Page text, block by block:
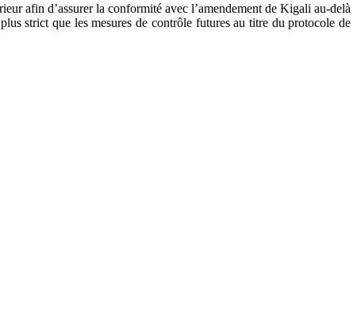
afin d’assurer la conformité avec l’amendement de Kigali au-delà
strict que les mesures de contrôle futures au titre du protocole de